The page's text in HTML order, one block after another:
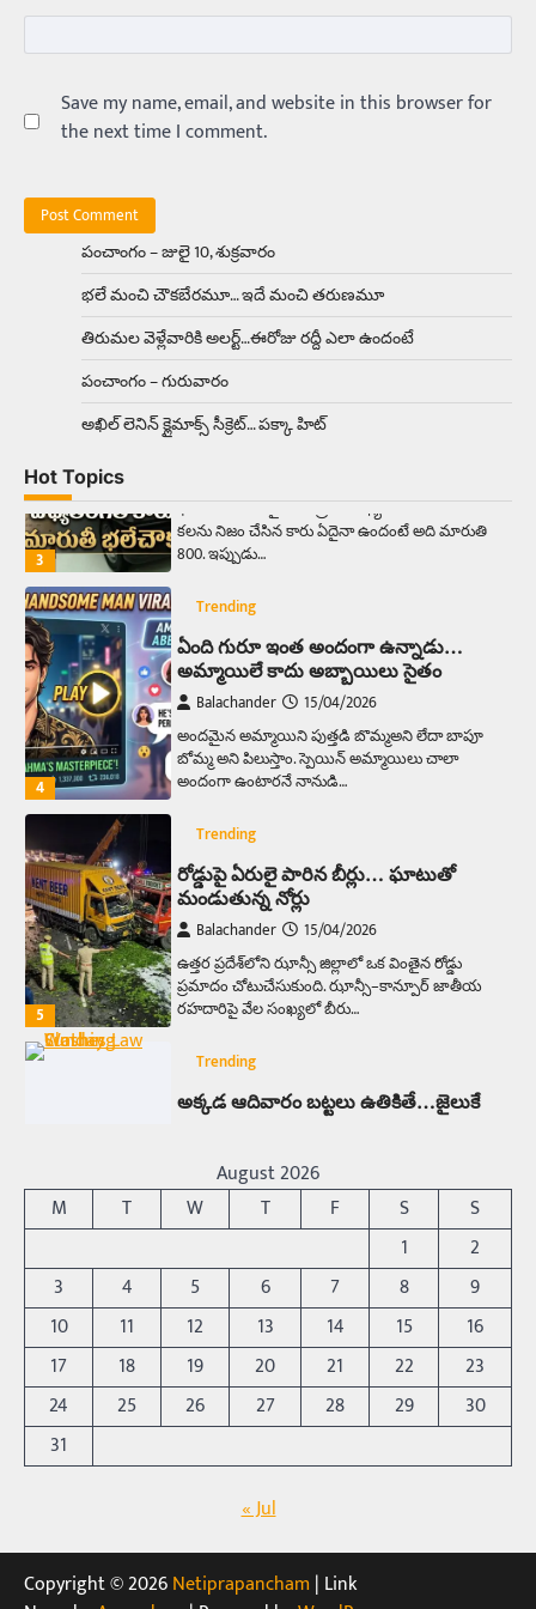
Save my name, email, and website in this browser for
the next time I comment.
పంచాంగం – జులై 10, శుక్రవారం
భలే మంచి చౌకబేరమూ… ఇదే మంచి తరుణమూ
తిరుమల వెళ్లేవారికి అలర్ట్‌…ఈరోజు రద్దీ ఎలా ఉందంటే
పంచాంగం – గురువారం
అఖిల్‌ లెనిన్ క్లైమాక్స్‌ సీక్రెట్‌… పక్కా హిట్‌
Hot Topics
1
అక్కడ ఆదివారం బట్టలు ఉతికితే…జైలుకే
సాఫ్ట్‌వేర్ ఉద్యోగి వరకు అందరికీ గుర్తొచ్చే మొదటి పని
‘బట్టలు ఉతకడం’. వారం…
Balachander 28/05/2026
కడుపు నింపుకోవడానికి భిక్షాటన చేస్తున్నా… చేతికి వచ్చిన
డబ్బును తనకోసం కాకుండా సమాజం కోసం ఖర్చు
చేస్తున్నాడు ఓ వృద్ధుడు.…
3
Trending
మధ్యతరగతి కారు…మారుతీ భలేచౌకసారు
భారత ఆటోమొబైల్ చరిత్రలో మధ్యతరగతి కుటుంబాల
కలను నిజం చేసిన కారు ఏదైనా ఉందంటే అది మారుతి
800. ఇప్పుడు…
4
Trending
ఏంది గురూ ఇంత అందంగా ఉన్నాడు…
అమ్మాయిలే కాదు అబ్బాయిలు సైతం
Balachander 15/04/2026
అందమైన అమ్మాయిని పుత్తడి బొమ్మఅని లేదా బాపూ
బోమ్మ అని పిలుస్తాం. స్పెయిన్‌ అమ్మాయిలు చాలా
అందంగా ఉంటారనే నానుడి…
5
Trending
రోడ్డుపై ఏరులై పారిన బీర్లు… ఘాటుతో
మండుతున్న నోర్లు
Balachander 15/04/2026
ఉత్తర ప్రదేశ్‌లోని ఝాన్సీ జిల్లాలో ఒక వింతైన రోడ్డు
ప్రమాదం చోటుచేసుకుంది. ఝాన్సీ–కాన్పూర్ జాతీయ
రహదారిపై వేల సంఖ్యలో బీరు…
Trending
అక్కడ ఆదివారం బట్టలు ఉతికితే…జైలుకే
ఆదివారం వచ్చిందంటే చాలు సామాన్యుడి నుండి
సాఫ్ట్‌వేర్ ఉద్యోగి వరకు అందరికీ గుర్తొచ్చే మొదటి పని
‘బట్టలు ఉతకడం’. వారం…
Trending
మనసున్న బిచ్చగాడు… సీఎం నిధికి భారీగా
విరాళం
Balachander 28/05/2026
కడుపు నింపుకోవడానికి భిక్షాటన చేస్తున్నా… చేతికి వచ్చిన
డబ్బును తనకోసం కాకుండా సమాజం కోసం ఖర్చు
భారత ఆటోమొబైల్ చరిత్రలో మధ్యతరగతి కుటుంబాల
August 2026
M
T W T F S
S
1
2
3
4 5 6 7 8
9
10
11 12 13 14 15
16
17
18 19 20 21 22
23
24
25 26 27 28 29
30
31
« Jul
Copyright © 2026Netiprapancham | Link